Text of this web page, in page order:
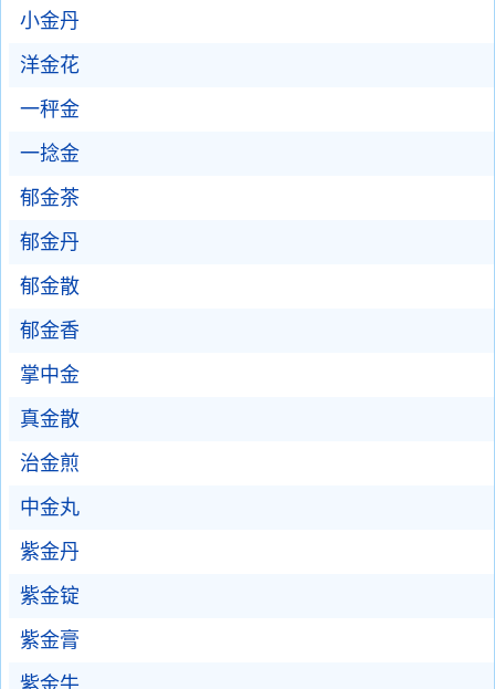
小金丹
洋金花
一秤金
一捻金
郁金茶
郁金丹
郁金散
郁金香
掌中金
真金散
治金煎
中金丸
紫金丹
紫金锭
紫金膏
紫金牛